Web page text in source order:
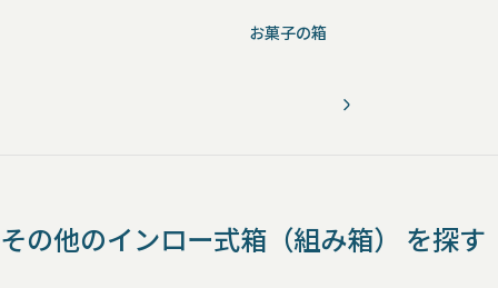
お菓子の箱
その他のインロー式箱（組み箱） を探す